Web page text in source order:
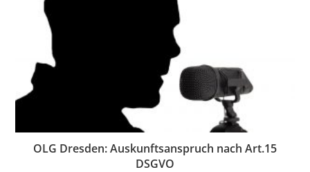
OLG Dresden: Auskunftsanspruch nach Art.15
DSGVO